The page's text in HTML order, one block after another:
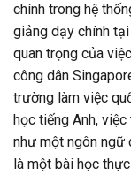
chính trong hệ
giảng dạy chính
quan trọng của
công dân
trường làm việc
học tiếng Anh,
như một ngôn ngữ
là một bài học